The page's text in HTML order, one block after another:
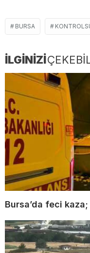
BURSA
İLGİNİZİ
Bursa’da feci kaza;